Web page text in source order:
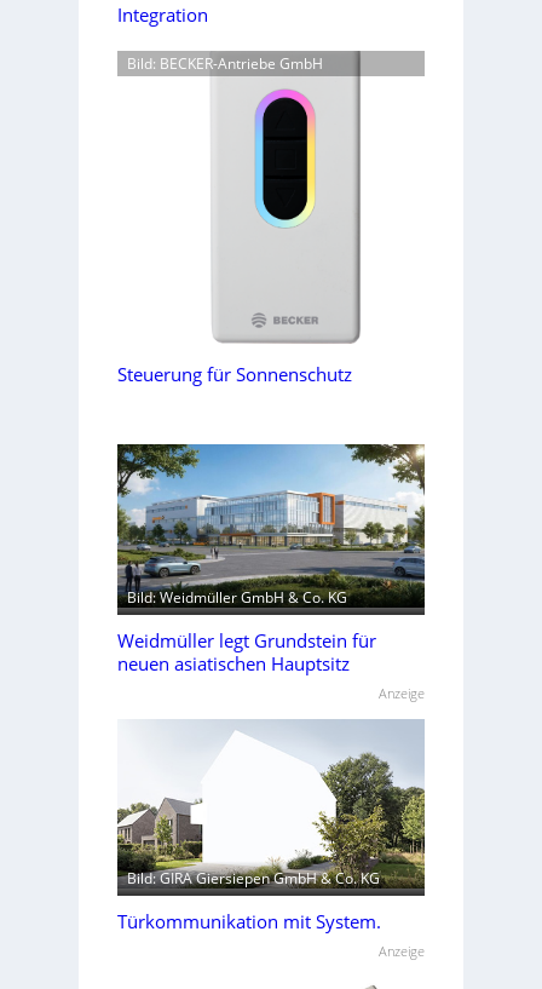
Integration
Bild: BECKER-Antriebe GmbH
Steuerung für Sonnenschutz
Bild: Weidmüller GmbH & Co. KG
Weidmüller legt Grundstein für
neuen asiatischen Hauptsitz
Anzeige
Bild: GIRA Giersiepen GmbH & Co. KG
Türkommunikation mit System.
Anzeige